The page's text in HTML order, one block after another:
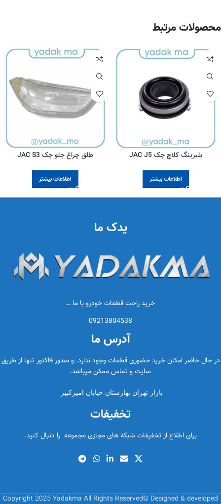
محصولات مرتبط
بلبرینگ کلاچ جک JAC J5
اطلاعات بیشتر
طلق چراغ جلو جک JAC S3
اطلاعات بیشتر
یدک ما
خرید راحت قطعات خودرو با ما …
09213804538
آدرس ما
در حال حاضر امکان خرید حضوری قطعات وجود ندارد. و صدور فاکتور تنها از طریق
سایت و تماس ممکن میباشد.
بازار تهران بهارستان خیابان امیرکبیر
تخفیفات
برای اطلاع از تخفیفات شبکه های مجازی مجموعه را دنبال کنید.
Copyright 2025 Yadakma All Rights Reserved© Designed & developed